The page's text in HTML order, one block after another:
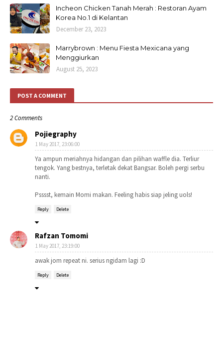
Incheon Chicken Tanah Merah : Restoran Ayam
Korea No.1 di Kelantan
December 23, 2023
Marrybrown : Menu Fiesta Mexicana yang
Menggiurkan
August 25, 2023
POST A COMMENT
2 Comments
Pojiegraphy
1 May 2017, 23:06:00
Ya ampun meriahnya hidangan dan pilihan waffle dia. Terliur
tengok. Yang bestnya, terletak dekat Bangsar. Boleh pergi serbu
nanti.
Psssst, kemain Momi makan. Feeling habis siap jeling uols!
Reply Delete
Rafzan Tomomi
1 May 2017, 23:19:00
awak jom repeat ni. serius ngidam lagi :D
Reply Delete